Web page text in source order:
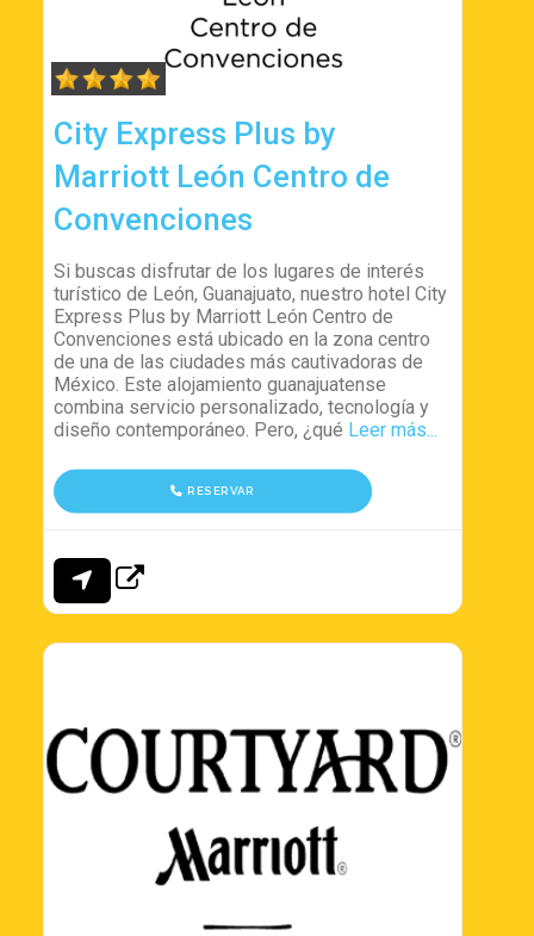
City Express Plus by
Marriott León Centro de
Convenciones
Si buscas disfrutar de los lugares de interés
turístico de León, Guanajuato, nuestro hotel City
Express Plus by Marriott León Centro de
Convenciones está ubicado en la zona centro
de una de las ciudades más cautivadoras de
México. Este alojamiento guanajuatense
combina servicio personalizado, tecnología y
diseño contemporáneo. Pero, ¿qué Leer más...
RESERVAR